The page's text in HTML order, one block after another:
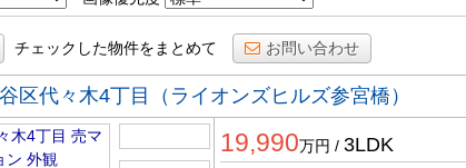
チェックした物件をまとめて お問い合わせ
区代々木4丁目（ライオンズヒルズ参宮橋）
19,990万円 / 3LDK